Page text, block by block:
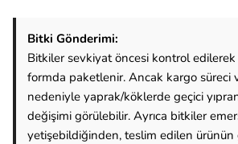
Bitki Gönderimi:
Bitkiler sevkiyat öncesi kontrol edilerek
formda paketlenir. Ancak kargo süreci
nedeniyle yaprak/köklerde geçici
değişimi görülebilir. Ayrıca bitkiler
yetişebildiğinden, teslim edilen ürünün